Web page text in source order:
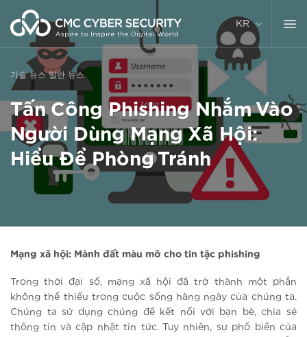
KR
기술 뉴스일반 뉴스
Tấn Công Phishing Nhắm Vào
Người Dùng Mạng Xã Hội:
Hiểu Để Phòng Tránh
Mạng xã hội: Mảnh đất màu mỡ cho tin tặc phishing
Trong thời đại số, mạng xã hội đã trở thành một phần
không thể thiếu trong cuộc sống hàng ngày của chúng ta.
Chúng ta sử dụng chúng để kết nối với bạn bè, chia sẻ
thông tin và cập nhật tin tức. Tuy nhiên, sự phổ biến của